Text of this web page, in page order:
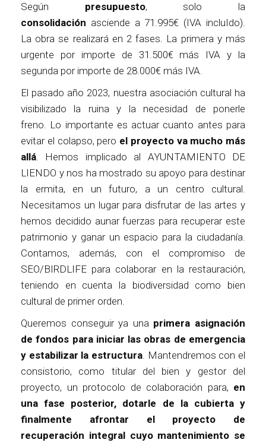
Según presupuesto, solo la
consolidación asciende a 71.995€ (IVA incluIdo).
La obra se realizará en 2 fases. La primera y más
urgente por importe de 31.500€ más IVA y la
segunda por importe de 28.000€ más IVA.
El pasado año 2023, nuestra asociación cultural ha
visibilizado la ruina y la necesidad de ponerle
freno. Lo importante es actuar cuanto antes para
evitar el colapso, pero el proyecto va mucho más
allá. Hemos implicado al AYUNTAMIENTO DE
LIENDO y nos ha mostrado su apoyo para destinar
la ermita, en un futuro, a un centro cultural.
Necesitamos un lugar para disfrutar de las artes y
hemos decidido aunar fuerzas para recuperar este
patrimonio y ganar un espacio para la ciudadanía.
Contamos, además, con el compromiso de
SEO/BIRDLIFE para colaborar en la restauración,
teniendo en cuenta la biodiversidad como bien
cultural de primer orden.
Queremos conseguir ya una primera asignación
de fondos para iniciar las obras de emergencia
y estabilizar la estructura. Mantendremos con el
consistorio, como titular del bien y gestor del
proyecto, un protocolo de colaboración para, en
una fase posterior, dotarle de la cubierta y
finalmente afrontar el proyecto de
recuperación integral cuyo mantenimiento se